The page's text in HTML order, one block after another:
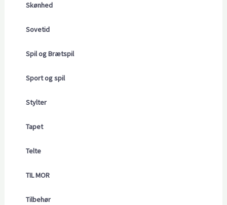
Skønhed
Sovetid
Spil og Brætspil
Sport og spil
Stylter
Tapet
Telte
TIL MOR
Tilbehør